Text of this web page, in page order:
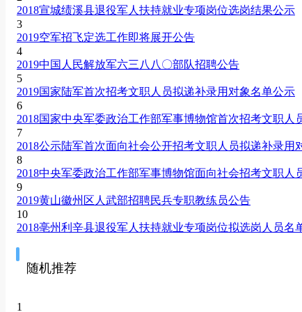
2018宣城绩溪县退役军人扶持就业专项岗位选岗结果公示
3
2019空军招飞定选工作即将展开公告
4
2019中国人民解放军六三八八〇部队招聘公告
5
2019国家陆军首次招考文职人员拟递补录用对象名单公示
6
2018国家中央军委政治工作部军事博物馆首次招考文职人
7
2018公示陆军首次面向社会公开招考文职人员拟递补录用
8
2018中央军委政治工作部军事博物馆面向社会招考文职人
9
2019黄山徽州区人武部招聘民兵专职教练员公告
10
2018亳州利辛县退役军人扶持就业专项岗位拟选岗人员名
随机推荐
1